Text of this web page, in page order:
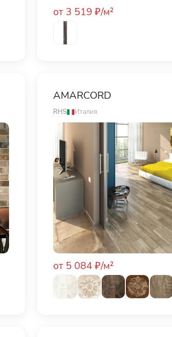
от 3 519 ₽/м²
AMARCORD
RHS Италия
от 5 084 ₽/м²